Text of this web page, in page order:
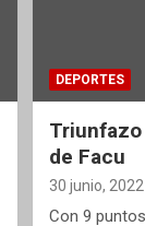
DEPORTES
de Facu
30 junio, 2022
Con 9